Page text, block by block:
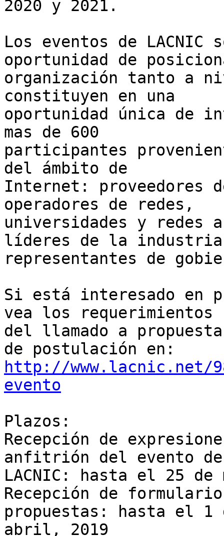
2020 y 2021.
Los eventos de LACNIC
oportunidad de
organización tanto a
constituyen en una
oportunidad única de
mas de 600
participantes
del ámbito de
Internet: proveedores
operadores de redes,
universidades y redes
líderes de la
representantes de
Si está interesado en
vea los requerimientos
del llamado a
http://www.lacnic.net/
evento
Plazos:
Recepción de
anfitrión del evento
LACNIC: hasta el 25 de
Recepción de
propuestas: hasta el
abril, 2019